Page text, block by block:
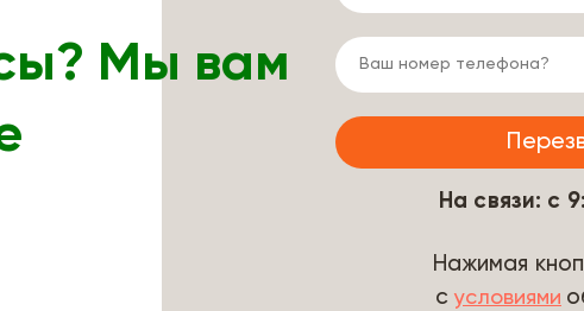
Мы вам
На связи: с
Нажимая
с условиями